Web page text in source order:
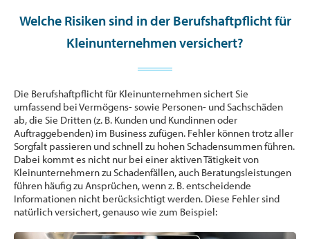
Welche Risiken sind in der Berufshaftpflicht für
Kleinunternehmen versichert?
Die Berufshaftpflicht für Kleinunternehmen sichert Sie
umfassend bei Vermögens- sowie Personen- und Sachschäden
ab, die Sie Dritten (z. B. Kunden und Kundinnen oder
Auftraggebenden) im Business zufügen. Fehler können trotz aller
Sorgfalt passieren und schnell zu hohen Schadensummen führen.
Dabei kommt es nicht nur bei einer aktiven Tätigkeit von
Kleinunternehmern zu Schadenfällen, auch Beratungsleistungen
führen häufig zu Ansprüchen, wenn z. B. entscheidende
Informationen nicht berücksichtigt werden. Diese Fehler sind
natürlich versichert, genauso wie zum Beispiel: